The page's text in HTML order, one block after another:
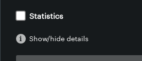
ОБЩИ УСЛОВИЯ
Statistics
Show/hide details